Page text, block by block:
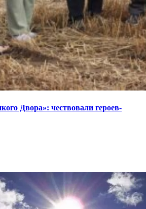
Двора»: чествовали героев-